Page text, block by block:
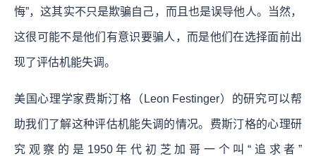
悔”，这其实不只是欺骗自己，而且也是误导他人。当然，
这很可能不是他们有意识要骗人，而是他们在选择面前出
现了评估机能失调。
美国心理学家费斯汀格（Leon Festinger）的研究可以帮
助我们了解这种评估机能失调的情况。费斯汀格的心理研
究观察的是1950年代初芝加哥一个叫“追求者”